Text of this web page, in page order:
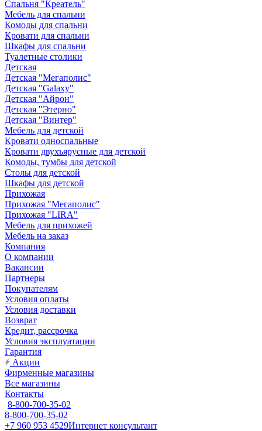
Спальня "Креатель"
Мебель для спальни
Комоды для спальни
Кровати для спальни
Шкафы для спальни
Туалетные столики
Детская
Детская "Мегаполис"
Детская "Galaxy"
Детская "Айрон"
Детская "Этерно"
Детская "Винтер"
Мебель для детской
Кровати односпальные
Кровати двухъярусные для детской
Комоды, тумбы для детской
Столы для детской
Шкафы для детской
Прихожая
Прихожая "Мегаполис"
Прихожая "LIRA"
Мебель для прихожей
Мебель на заказ
Компания
О компании
Вакансии
Партнеры
Покупателям
Условия оплаты
Условия доставки
Возврат
Кредит, рассрочка
Условия эксплуатации
Гарантия
Акции
Фирменные магазины
Все магазины
Контакты
8-800-700-35-02
8-800-700-35-02
+7 960 953 4529Интернет консультант